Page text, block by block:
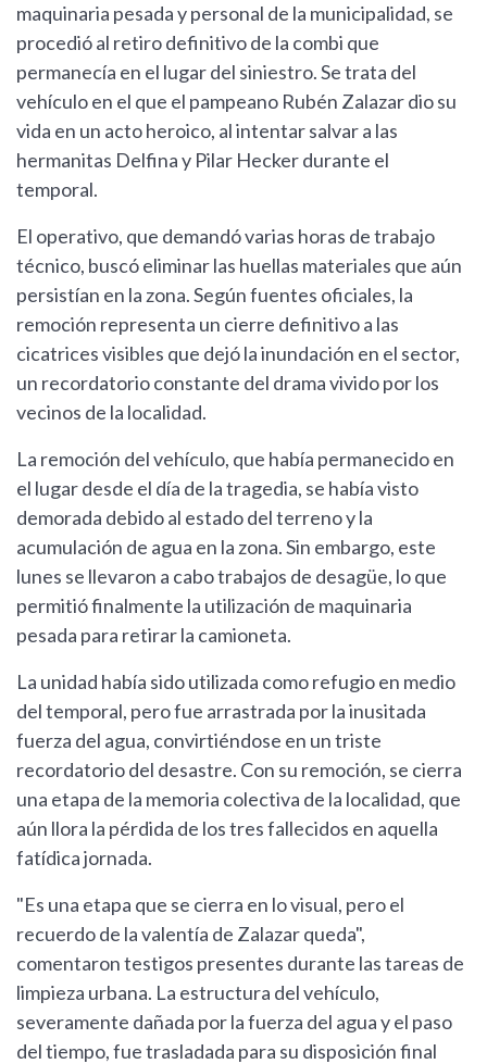
maquinaria pesada y personal de la municipalidad, se
procedió al retiro definitivo de la combi que
permanecía en el lugar del siniestro. Se trata del
vehículo en el que el pampeano Rubén Zalazar dio su
vida en un acto heroico, al intentar salvar a las
hermanitas Delfina y Pilar Hecker durante el
temporal.
El operativo, que demandó varias horas de trabajo
técnico, buscó eliminar las huellas materiales que aún
persistían en la zona. Según fuentes oficiales, la
remoción representa un cierre definitivo a las
cicatrices visibles que dejó la inundación en el sector,
un recordatorio constante del drama vivido por los
vecinos de la localidad.
La remoción del vehículo, que había permanecido en
el lugar desde el día de la tragedia, se había visto
demorada debido al estado del terreno y la
acumulación de agua en la zona. Sin embargo, este
lunes se llevaron a cabo trabajos de desagüe, lo que
permitió finalmente la utilización de maquinaria
pesada para retirar la camioneta.
La unidad había sido utilizada como refugio en medio
del temporal, pero fue arrastrada por la inusitada
fuerza del agua, convirtiéndose en un triste
recordatorio del desastre. Con su remoción, se cierra
una etapa de la memoria colectiva de la localidad, que
aún llora la pérdida de los tres fallecidos en aquella
fatídica jornada.
"Es una etapa que se cierra en lo visual, pero el
recuerdo de la valentía de Zalazar queda",
comentaron testigos presentes durante las tareas de
limpieza urbana. La estructura del vehículo,
severamente dañada por la fuerza del agua y el paso
del tiempo, fue trasladada para su disposición final